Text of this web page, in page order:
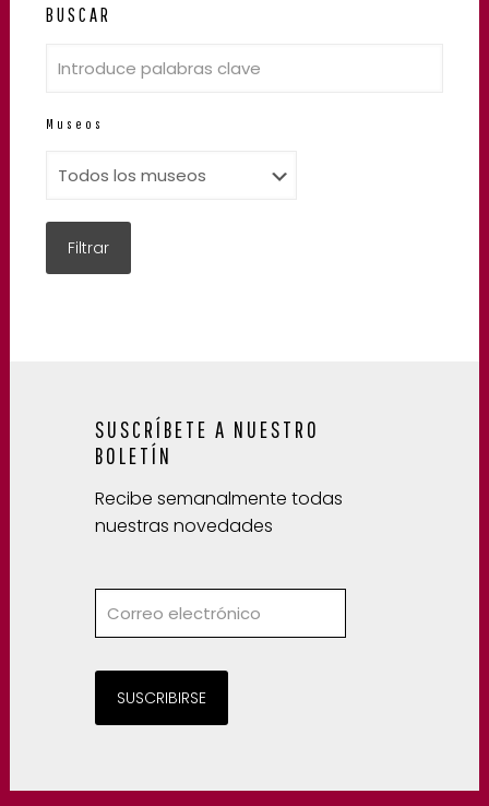
BUSCAR
Museos
SUSCRÍBETE A NUESTRO
BOLETÍN
Recibe semanalmente todas
nuestras novedades
SUSCRIBIRSE